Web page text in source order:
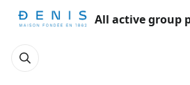
All active group